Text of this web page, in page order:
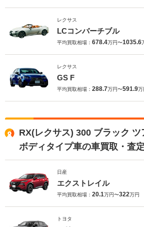
レクサス
LCコンバーチブル
平均買取相場： 678.4万円〜1035.6
レクサス
GS F
平均買取相場： 288.7万円〜591.9万
RX(レクサス) 300 ブラック
ボディタイプ車の車買取・査
日産
エクストレイル
平均買取相場： 20.1万円〜322万円
トヨタ